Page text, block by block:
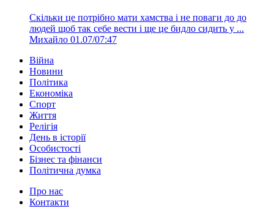
Скільки це потрібно мати хамства і не поваги до до
людей щоб так себе вести і ще це бидло сидить у ...
Михайло 01.07/07:47
Війна
Новини
Політика
Економіка
Спорт
Життя
Релігія
День в історії
Особистості
Бізнес та фінанси
Політична думка
Про нас
Контакти